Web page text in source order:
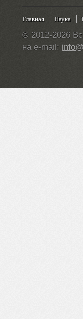
Главная Наука
© 2012-2026
на e-mail: